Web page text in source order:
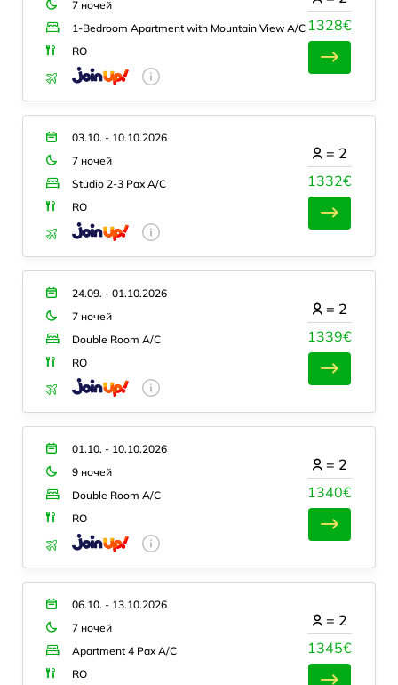
7 ночей
1-Bedroom Apartment with Mountain View A/C
RO
1328€
03.10. - 10.10.2026
7 ночей
Studio 2-3 Pax A/C
RO
1332€
= 2
24.09. - 01.10.2026
7 ночей
Double Room A/C
RO
1339€
= 2
01.10. - 10.10.2026
9 ночей
Double Room A/C
RO
1340€
= 2
06.10. - 13.10.2026
7 ночей
Apartment 4 Pax A/C
RO
1345€
= 2